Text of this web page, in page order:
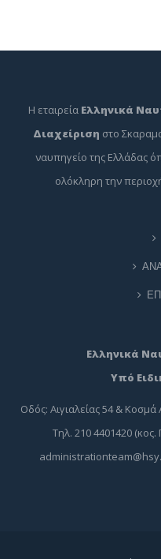
Η εταιρεία Ελληνικά
Διαχείριση στο
ναυπηγείο της Ελλάδας
ολόκληρη την
Ελληνικά
Υπό
Οδός: Αιγιαλείας 54 &
Τηλ. 210 4401420